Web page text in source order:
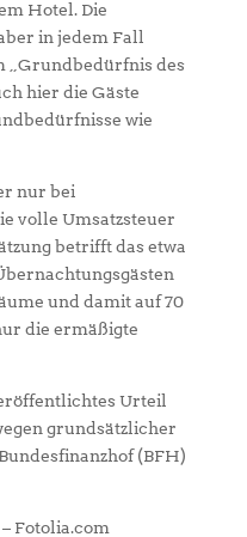
Hotel. Die
in jedem Fall
„Grundbedürfnis des
hier die Gäste
wie
nur bei
volle Umsatzsteuer
betrifft das etwa
und damit auf 70
die ermäßigte
Urteil
grundsätzlicher
(BFH)
Fotolia.com